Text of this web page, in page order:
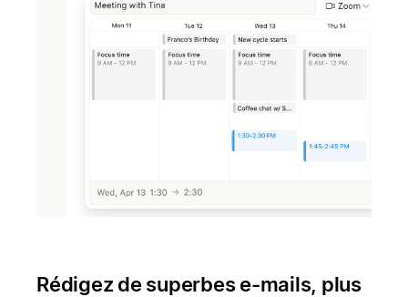
Rédigez de superbes e-mails, plus